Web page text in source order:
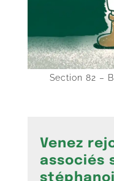
Section 82 –
Venez
associés